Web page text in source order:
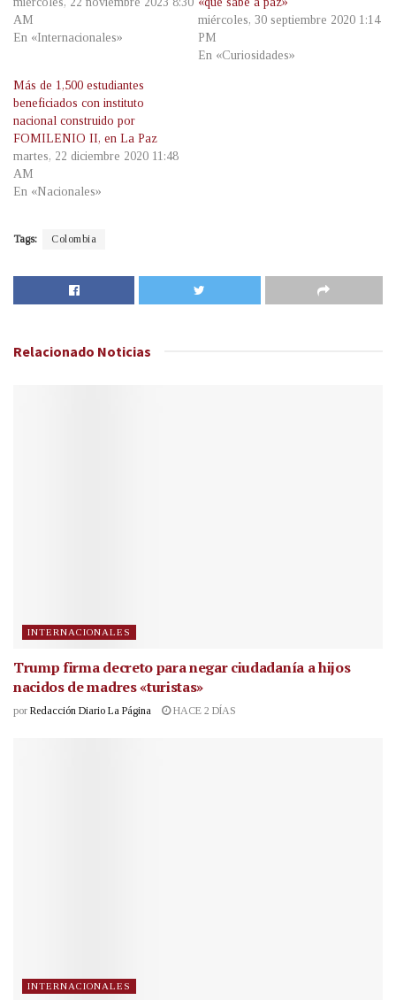
AM
En «Internacionales»
miércoles, 30 septiembre 2020 1:14
PM
En «Curiosidades»
Más de 1,500 estudiantes
beneficiados con instituto
nacional construido por
FOMILENIO II, en La Paz
martes, 22 diciembre 2020 11:48
AM
En «Nacionales»
Tags: Colombia
Relacionado Noticias
INTERNACIONALES
Trump firma decreto para negar ciudadanía a hijos
nacidos de madres «turistas»
por Redacción Diario La Página HACE 2 DÍAS
INTERNACIONALES